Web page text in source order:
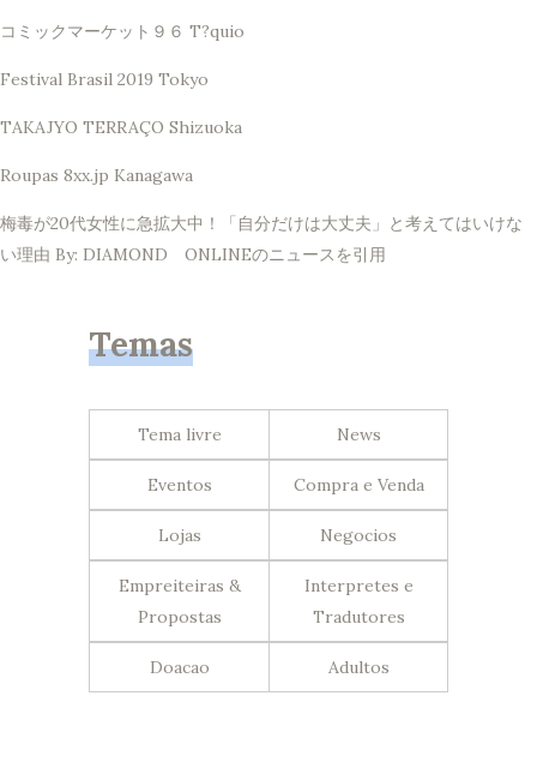
コミックマーケット９６ T?quio
Festival Brasil 2019 Tokyo
TAKAJYO TERRAÇO Shizuoka
Roupas 8xx.jp Kanagawa
梅毒が20代女性に急拡大中！「自分だけは大丈夫」と考えてはいけな
い理由 By: DIAMOND ONLINEのニュースを引用
Temas
Tema livre News
Eventos Compra e Venda
Lojas Negocios
Empreiteiras &
Propostas
Interpretes e
Tradutores
Doacao Adultos